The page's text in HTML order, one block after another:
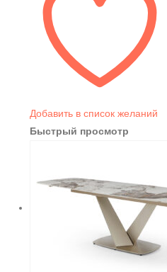
Добавить в список желаний
Быстрый просмотр